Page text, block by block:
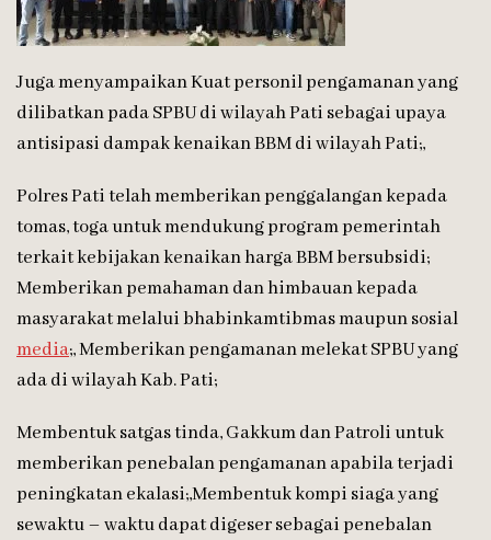
Juga menyampaikan Kuat personil pengamanan yang
dilibatkan pada SPBU di wilayah Pati sebagai upaya
antisipasi dampak kenaikan BBM di wilayah Pati;,
Polres Pati telah memberikan penggalangan kepada
tomas, toga untuk mendukung program pemerintah
terkait kebijakan kenaikan harga BBM bersubsidi;
Memberikan pemahaman dan himbauan kepada
masyarakat melalui bhabinkamtibmas maupun sosial
media;, Memberikan pengamanan melekat SPBU yang
ada di wilayah Kab. Pati;
Membentuk satgas tinda, Gakkum dan Patroli untuk
memberikan penebalan pengamanan apabila terjadi
peningkatan ekalasi;,Membentuk kompi siaga yang
sewaktu – waktu dapat digeser sebagai penebalan